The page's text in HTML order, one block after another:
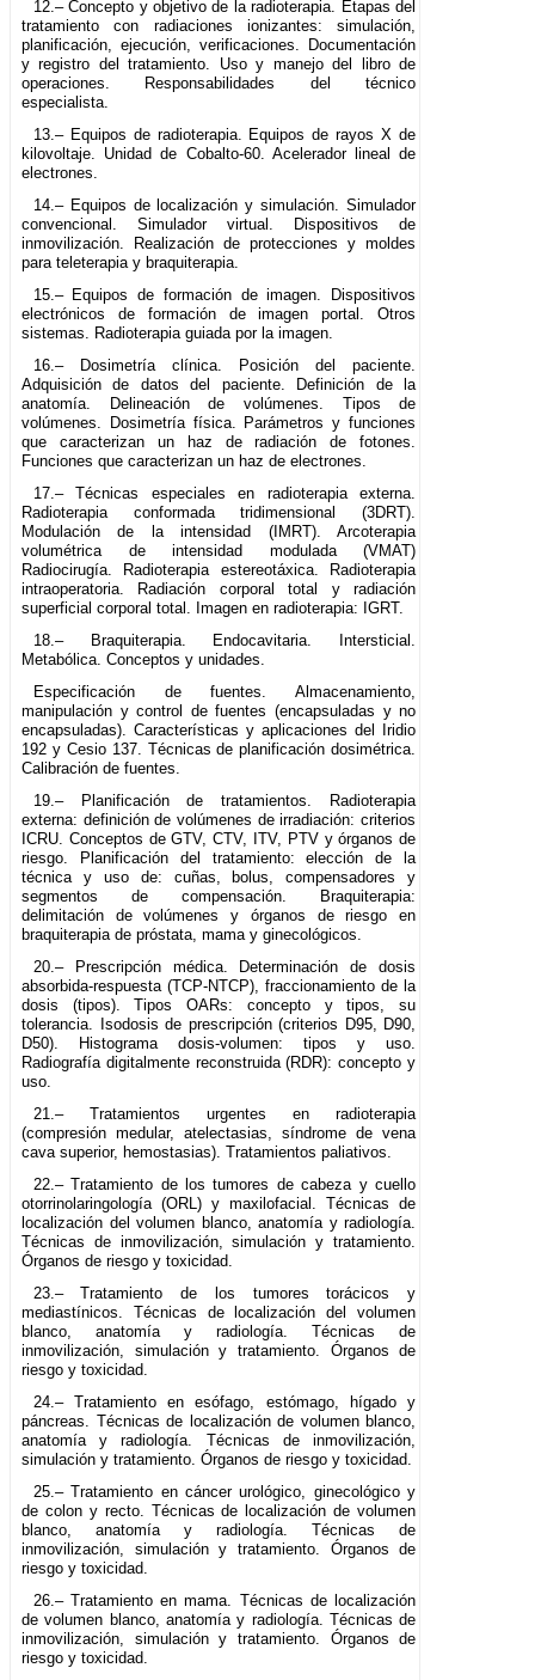
12.– Concepto y objetivo de la radioterapia. Etapas del
tratamiento con radiaciones ionizantes: simulación,
planificación, ejecución, verificaciones. Documentación
y registro del tratamiento. Uso y manejo del libro de
operaciones. Responsabilidades del técnico
especialista.
13.– Equipos de radioterapia. Equipos de rayos X de
kilovoltaje. Unidad de Cobalto-60. Acelerador lineal de
electrones.
14.– Equipos de localización y simulación. Simulador
convencional. Simulador virtual. Dispositivos de
inmovilización. Realización de protecciones y moldes
para teleterapia y braquiterapia.
15.– Equipos de formación de imagen. Dispositivos
electrónicos de formación de imagen portal. Otros
sistemas. Radioterapia guiada por la imagen.
16.– Dosimetría clínica. Posición del paciente.
Adquisición de datos del paciente. Definición de la
anatomía. Delineación de volúmenes. Tipos de
volúmenes. Dosimetría física. Parámetros y funciones
que caracterizan un haz de radiación de fotones.
Funciones que caracterizan un haz de electrones.
17.– Técnicas especiales en radioterapia externa.
Radioterapia conformada tridimensional (3DRT).
Modulación de la intensidad (IMRT). Arcoterapia
volumétrica de intensidad modulada (VMAT)
Radiocirugía. Radioterapia estereotáxica. Radioterapia
intraoperatoria. Radiación corporal total y radiación
superficial corporal total. Imagen en radioterapia: IGRT.
18.– Braquiterapia. Endocavitaria. Intersticial.
Metabólica. Conceptos y unidades.
Especificación de fuentes. Almacenamiento,
manipulación y control de fuentes (encapsuladas y no
encapsuladas). Características y aplicaciones del Iridio
192 y Cesio 137. Técnicas de planificación dosimétrica.
Calibración de fuentes.
19.– Planificación de tratamientos. Radioterapia
externa: definición de volúmenes de irradiación: criterios
ICRU. Conceptos de GTV, CTV, ITV, PTV y órganos de
riesgo. Planificación del tratamiento: elección de la
técnica y uso de: cuñas, bolus, compensadores y
segmentos de compensación. Braquiterapia:
delimitación de volúmenes y órganos de riesgo en
braquiterapia de próstata, mama y ginecológicos.
20.– Prescripción médica. Determinación de dosis
absorbida-respuesta (TCP-NTCP), fraccionamiento de la
dosis (tipos). Tipos OARs: concepto y tipos, su
tolerancia. Isodosis de prescripción (criterios D95, D90,
D50). Histograma dosis-volumen: tipos y uso.
Radiografía digitalmente reconstruida (RDR): concepto y
uso.
21.– Tratamientos urgentes en radioterapia
(compresión medular, atelectasias, síndrome de vena
cava superior, hemostasias). Tratamientos paliativos.
22.– Tratamiento de los tumores de cabeza y cuello
otorrinolaringología (ORL) y maxilofacial. Técnicas de
localización del volumen blanco, anatomía y radiología.
Técnicas de inmovilización, simulación y tratamiento.
Órganos de riesgo y toxicidad.
23.– Tratamiento de los tumores torácicos y
mediastínicos. Técnicas de localización del volumen
blanco, anatomía y radiología. Técnicas de
inmovilización, simulación y tratamiento. Órganos de
riesgo y toxicidad.
24.– Tratamiento en esófago, estómago, hígado y
páncreas. Técnicas de localización de volumen blanco,
anatomía y radiología. Técnicas de inmovilización,
simulación y tratamiento. Órganos de riesgo y toxicidad.
25.– Tratamiento en cáncer urológico, ginecológico y
de colon y recto. Técnicas de localización de volumen
blanco, anatomía y radiología. Técnicas de
inmovilización, simulación y tratamiento. Órganos de
riesgo y toxicidad.
26.– Tratamiento en mama. Técnicas de localización
de volumen blanco, anatomía y radiología. Técnicas de
inmovilización, simulación y tratamiento. Órganos de
riesgo y toxicidad.